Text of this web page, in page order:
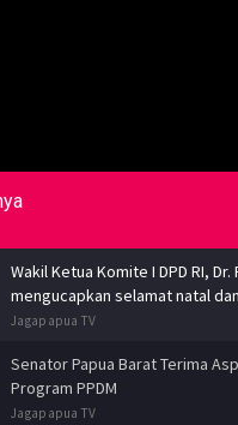
Wakil Ketua Komite I DPD RI,
mengucapkan selamat natal
Jagapapua TV
Senator Papua Barat Terima
Program PPDM
Jagapapua TV